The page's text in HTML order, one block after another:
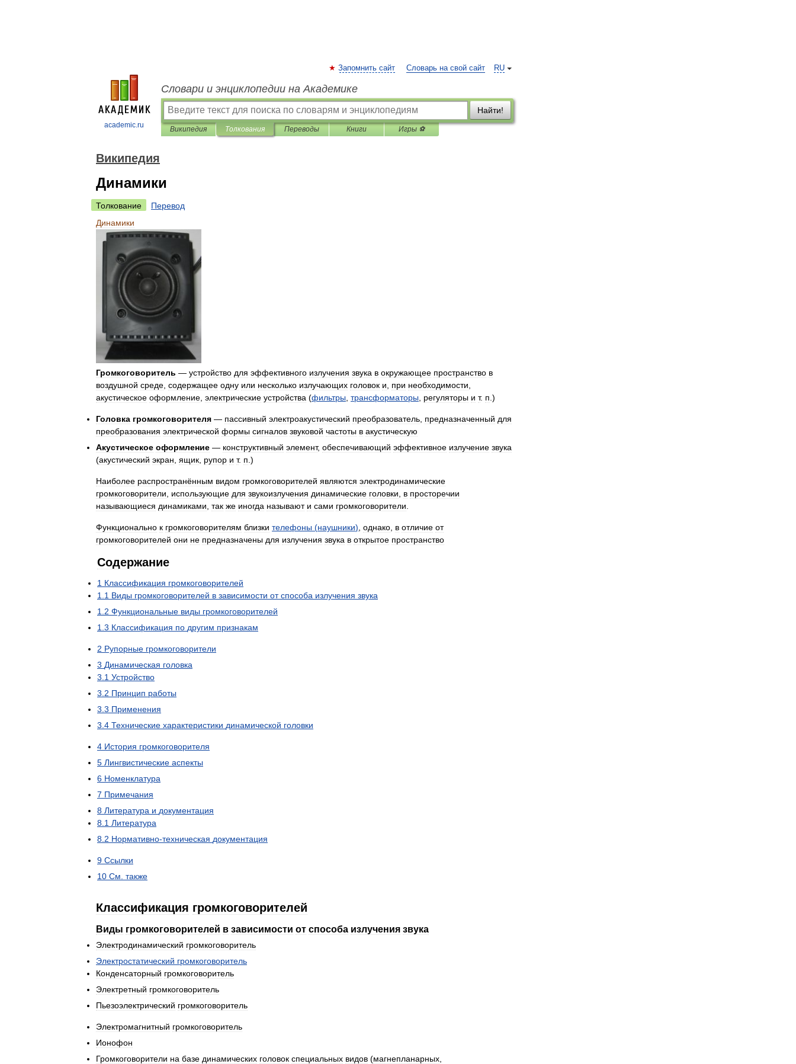
academic.ru
RU
Запомнить сайт Словарь на свой сайт
Словари и энциклопедии на Академике
Найти!
Википедия Толкования Переводы Книги Игры ⚽
Википедия
Динамики
Толкование
Перевод
Динамики
Громкоговоритель — устройство для эффективного излучения звука в окружающее пространство в
воздушной среде содержащее одну или несколько излучающих головок и при необходимости
акустическое оформление электрические устройства (фильтры трансформаторы регуляторы и т. п .)
Головка громкоговорителя — пассивный электроакустический преобразователь предназначенный для
преобразования электрической формы сигналов звуковой частоты в акустическую
Акустическое оформление — конструктивный элемент, обеспечивающий эффективное излучение звука
(акустический экран ящик рупор и т. п .)
Наиболее распространённым видом громкоговорителей являются электродинамические
громкоговорители
использующие для звукоизлучения динамические головки в просторечии
называющиеся динамиками так же иногда называют и сами громкоговорители
Функционально к громкоговорителям близки телефоны (наушники) однако в отличие от
громкоговорителей они не предназначены для излучения звука в открытое пространство
Содержание
1 Классификация громкоговорителей
1 1 Виды громкоговорителей в зависимости от способа излучения звука
1 2 Функциональные виды громкоговорителей
1 3 Классификация по другим признакам
2 Рупорные громкоговорители
3 Динамическая головка
3 1 Устройство
3 2 Принцип работы
3 3 Применения
3 4 Технические характеристики динамической головки
4 История громкоговорителя
5 Лингвистические аспекты
6 Номенклатура
7 Примечания
8 Литература и документация
8 1 Литература
8 2 Нормативно-техническая документация
9 Ссылки
10 См также
Классификация громкоговорителей
Виды громкоговорителей в зависимости от способа излучения звука
Электродинамический громкоговоритель
Электростатический громкоговоритель
Конденсаторный громкоговоритель
Электретный громкоговоритель
Пьезоэлектрический громкоговоритель
Электромагнитный громкоговоритель
Ионофон
Громкоговорители на базе динамических головок специальных видов (магнепланарных